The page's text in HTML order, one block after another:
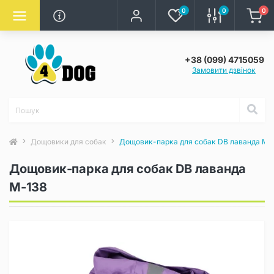
0 0 0
+38 (099) 4715059
Замовити дзвінок
Дощовики для собак Дощовик-парка для собак DB лаванда M-
Дощовик-парка для собак DB лаванда
M-138